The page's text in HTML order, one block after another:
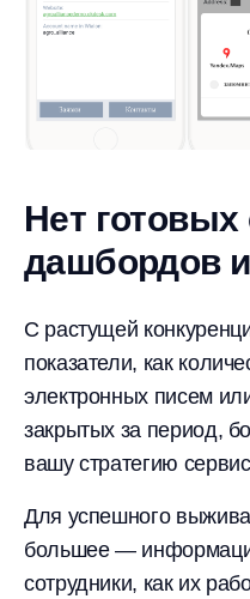
Нет готовых
дашбордов и
С растущей
показатели, как
электронных писем
закрытых за период,
вашу стратегию
Для успешного
большее —
сотрудники, как их